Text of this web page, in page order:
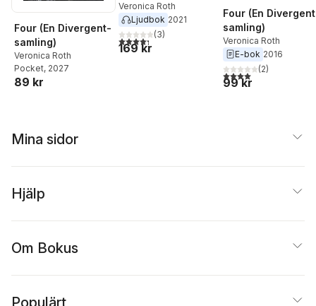
Four (En Divergent-
samling)
Veronica Roth
Pocket, 2027
89 kr
Veronica Roth
Ljudbok 2021
4,3utav 5 stjärnor. Totalt antal röster:
(3)
169 kr
Four (En
samling)
Veronica Roth
E-bok 2016
4,0utav 5 stjärnor.
(2)
99 kr
Mina sidor
Hjälp
Om Bokus
Populärt